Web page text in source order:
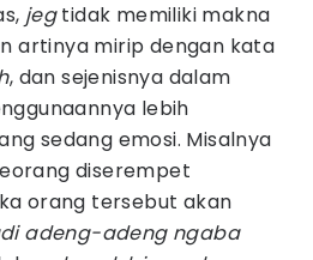
jegtidak memiliki makna
artinya mirip dengan kata
, dan sejenisnya dalam
lebih
sedang emosi. Misalnya
diserempet
orang tersebut akan
adeng-adeng ngaba